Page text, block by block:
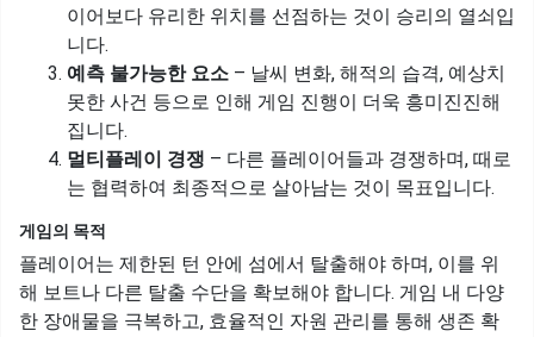
이어보다 유리한 위치를 선점하는 것이 승리의 열쇠입
니다.
예측 불가능한 요소 – 날씨 변화, 해적의 습격, 예상치
못한 사건 등으로 인해 게임 진행이 더욱 흥미진진해
집니다.
멀티플레이 경쟁 – 다른 플레이어들과 경쟁하며, 때로
는 협력하여 최종적으로 살아남는 것이 목표입니다.
게임의 목적
플레이어는 제한된 턴 안에 섬에서 탈출해야 하며, 이를 위
해 보트나 다른 탈출 수단을 확보해야 합니다. 게임 내 다양
한 장애물을 극복하고, 효율적인 자원 관리를 통해 생존 확